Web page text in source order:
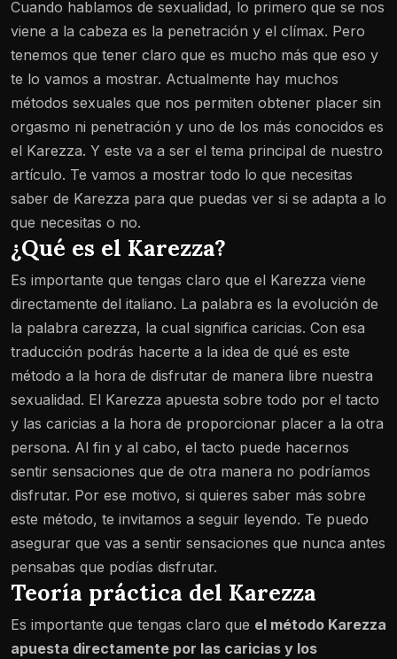
Cuando hablamos de sexualidad, lo primero que se nos
viene a la cabeza es la penetración y el clímax. Pero
tenemos que tener claro que es mucho más que eso y
te lo vamos a mostrar. Actualmente hay muchos
métodos sexuales que nos permiten obtener placer sin
orgasmo ni penetración y uno de los más conocidos es
el Karezza. Y este va a ser el tema principal de nuestro
artículo. Te vamos a mostrar todo lo que necesitas
saber de Karezza para que puedas ver si se adapta a lo
que necesitas o no.
¿Qué es el Karezza?
Es importante que tengas claro que el Karezza viene
directamente del italiano. La palabra es la evolución de
la palabra carezza, la cual significa caricias. Con esa
traducción podrás hacerte a la idea de qué es este
método a la hora de disfrutar de manera libre nuestra
sexualidad. El Karezza apuesta sobre todo por el tacto
y las caricias a la hora de proporcionar placer a la otra
persona. Al fin y al cabo, el tacto puede hacernos
sentir sensaciones que de otra manera no podríamos
disfrutar. Por ese motivo, si quieres saber más sobre
este método, te invitamos a seguir leyendo. Te puedo
asegurar que vas a sentir sensaciones que nunca antes
pensabas que podías disfrutar.
Teoría práctica del Karezza
Es importante que tengas claro que el método Karezza
apuesta directamente por las caricias y los